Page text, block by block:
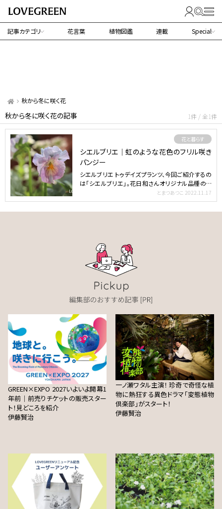
記事カテゴリ 花言葉 植物図鑑 連載 Special
秋から冬に咲く花
秋から冬に咲く花の記事 1件 / 全1件
花と暮らす
シエルブリエ｜虹のような花色のフリル咲き
パンジー
シエルブリエ トゥデイズプランツ、今回ご紹介するの
は「シエルブリエ」。花日和さんオリジナル品種のパ
とまつあつこ 2022.11.17
GREEN×EXPO 2027いよいよ開幕1
年前｜前売りチケットの販売スター
ト！見どころを紹介
伊藤賢治
一ノ瀬ワタル主演！ 珍奇で奇怪な植
物に熱狂する異色ドラマ「変態植物
倶楽部」がスタート！
伊藤賢治